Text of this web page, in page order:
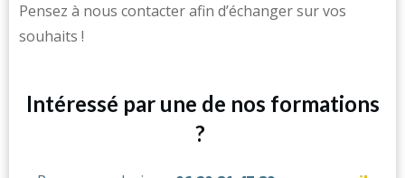
Pensez à nous contacter afin d’échanger sur vos
souhaits !
Intéressé par une de nos formations
?